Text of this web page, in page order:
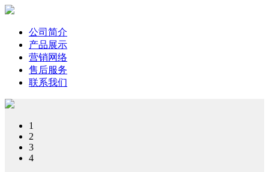
公司简介
产品展示
营销网络
售后服务
联系我们
1
2
3
4